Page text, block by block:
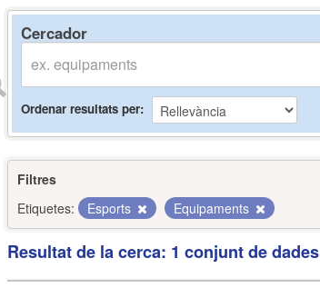
Cercador
Ordenar resultats per
Filtres
Etiquetes:
Esports Equipaments
Resultat de la cerca: 1 conjunt de dades